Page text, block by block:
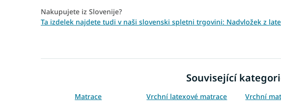
Nakupujete iz Slovenije?
Ta izdelek najdete tudi v naši slovenski spletni trgovini: Nadvložek z
Související
Matrace Vrchní latexové matrace Vrchní